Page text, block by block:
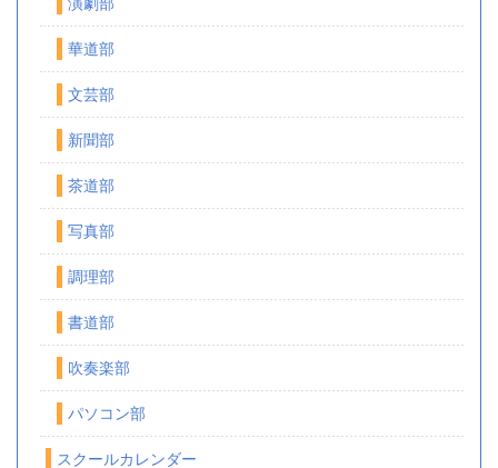
華道部
文芸部
新聞部
茶道部
写真部
調理部
書道部
吹奏楽部
パソコン部
スクールカレンダー